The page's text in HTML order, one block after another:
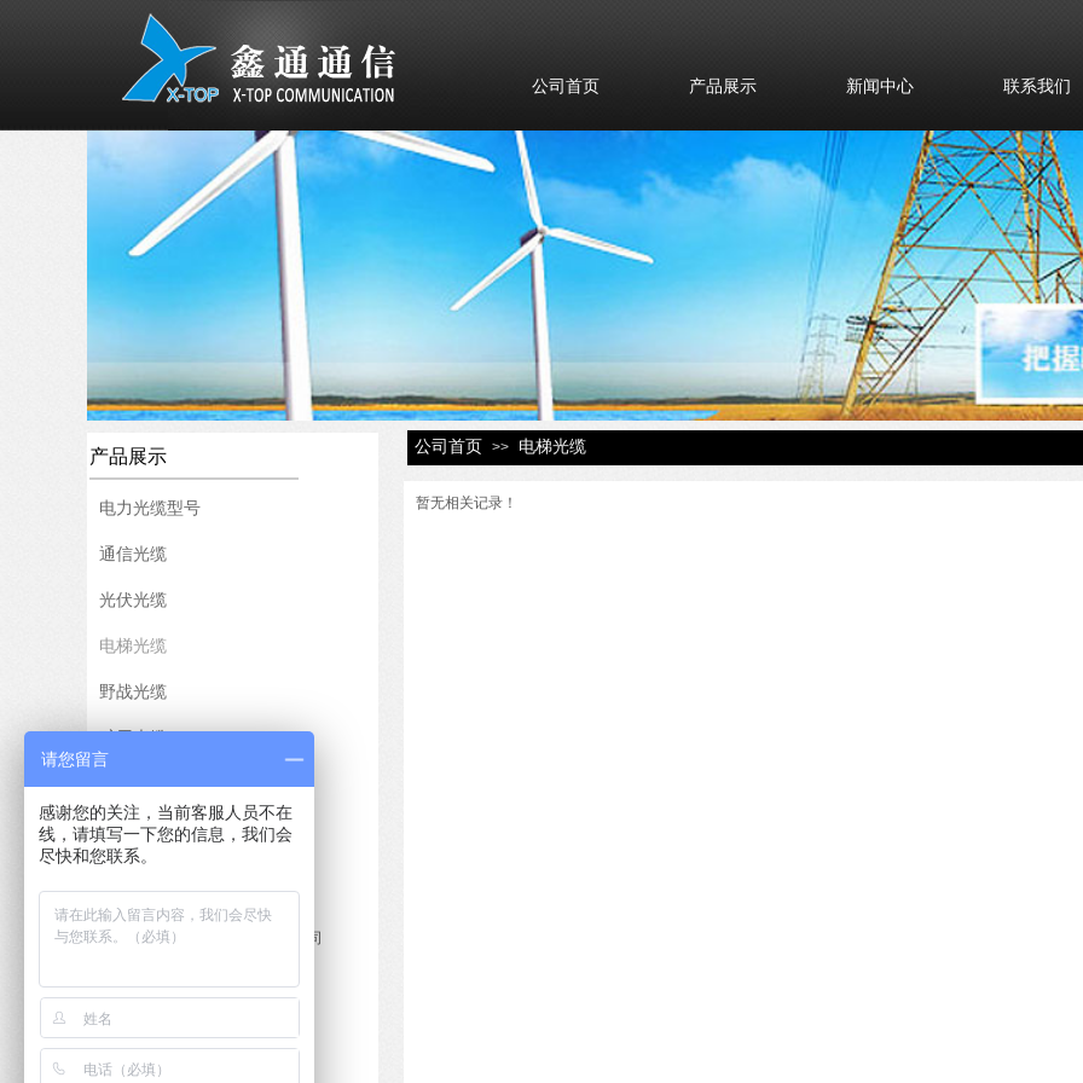
公司首页 产品展示 新闻中心 联系我们
公司首页 >> 电梯光缆
产品展示
电力光缆型号
通信光缆
光伏光缆
电梯光缆
野战光缆
铠装光缆
布线光缆配套产品
名 称:
上海鑫通通信科技有限公司
电 话:
13391093438
13917109958
传 真:
021-54530825
邮 箱:
guangqian110@sina.com
暂无相关记录！
请您留言
感谢您的关注，当前客服人员不在
线，请填写一下您的信息，我们会
尽快和您联系。